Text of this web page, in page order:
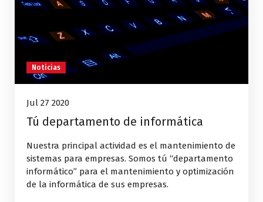
Noticias
Jul 27 2020
Tú departamento de informática
Nuestra principal actividad es el mantenimiento de
sistemas para empresas. Somos tú “departamento
informático” para el mantenimiento y optimización
de la informática de sus empresas.